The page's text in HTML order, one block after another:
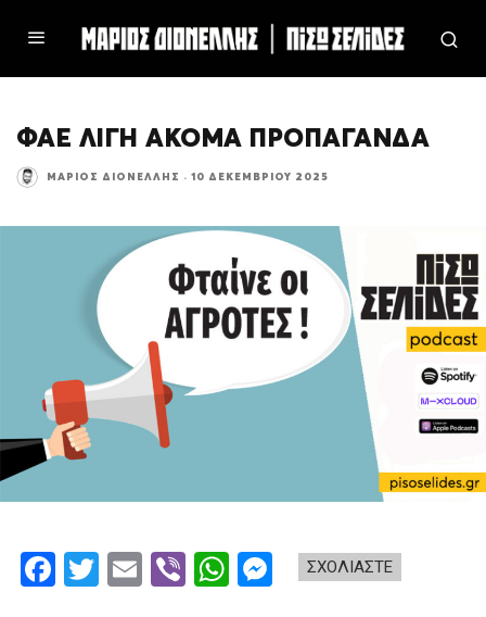
ΦΑΕ ΛΙΓΗ ΑΚΟΜΑ ΠΡΟΠΑΓΑΝΔΑ
ΜΆΡΙΟΣ ΔΙΟΝΈΛΛΗΣ · 10 ΔΕΚΕΜΒΡΊΟΥ 2025
ΣΧΟΛΙΑΣΤΕ
F
T
E
Vi
W